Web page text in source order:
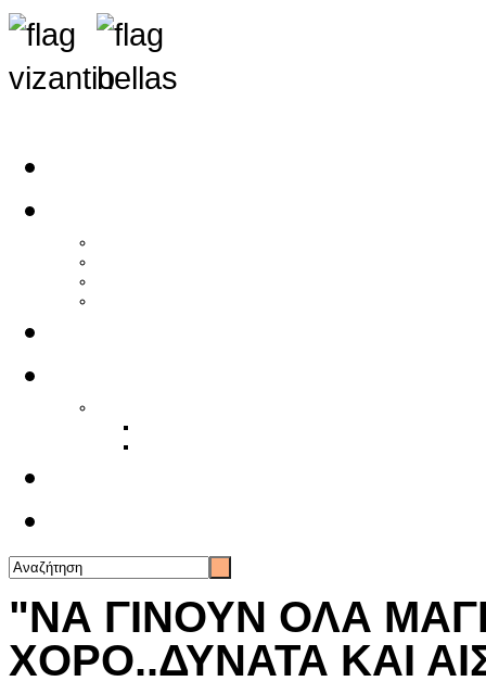
"ΝΑ ΓΙΝΟΥΝ ΟΛΑ
ΧΟΡΟ..ΔΥΝΑΤΑ ΚΑΙ